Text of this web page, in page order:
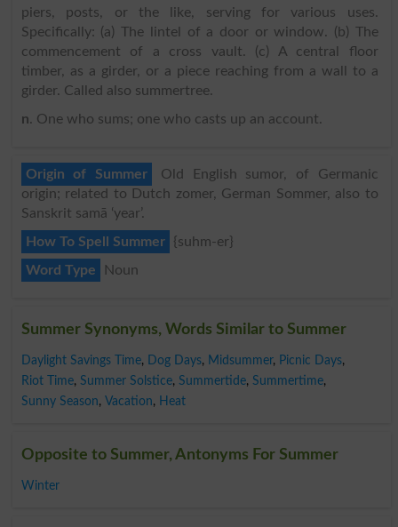
piers, posts, or the like, serving for various uses.
Specifically: (a) The lintel of a door or window. (b) The
commencement of a cross vault. (c) A central floor
timber, as a girder, or a piece reaching from a wall to a
girder. Called also summertree.
n. One who sums; one who casts up an account.
Origin of Summer
Old English sumor, of Germanic
origin; related to Dutch zomer, German Sommer, also to
Sanskrit samā ‘year’.
How To Spell Summer
{suhm-er}
Word Type
Noun
Summer Synonyms, Words Similar to Summer
Daylight Savings Time, Dog Days, Midsummer, Picnic Days,
Riot Time, Summer Solstice, Summertide, Summertime,
Sunny Season, Vacation, Heat
Opposite to Summer, Antonyms For Summer
Winter